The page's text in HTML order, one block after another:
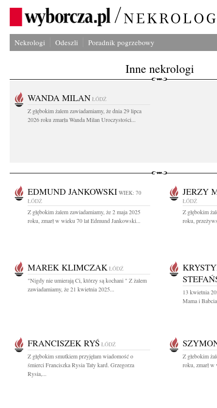
Nekrologi Odeszli Poradnik pogrzebowy
Inne nekrologi
WANDA MILAN ŁÓDŹ
Z głębokim żalem zawiadamiamy, że dnia 29 lipca
2026 roku zmarła Wanda Milan Uroczystości...
EDMUND JANKOWSKI WIEK: 70
ŁÓDŹ
Z głębokim żalem zawiadamiamy, że 2 maja 2025
roku, zmarł w wieku 70 lat Edmund Jankowski...
JERZY
ŁÓDŹ
Z głębokim
roku,
MAREK KLIMCZAK ŁÓDŹ
"Nigdy nie umierają Ci, którzy są kochani " Z żalem
zawiadamiamy, że 21 kwietnia 2025...
13 kwietnia
Mama i
FRANCISZEK RYŚ ŁÓDŹ
Z głębokim smutkiem przyjęłam wiadomość o
śmierci Franciszka Rysia Taty kard. Grzegorza
Rysia,...
Z głebokim
roku, zmarł